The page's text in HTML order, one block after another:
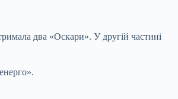
два «Оскари». У другій частині